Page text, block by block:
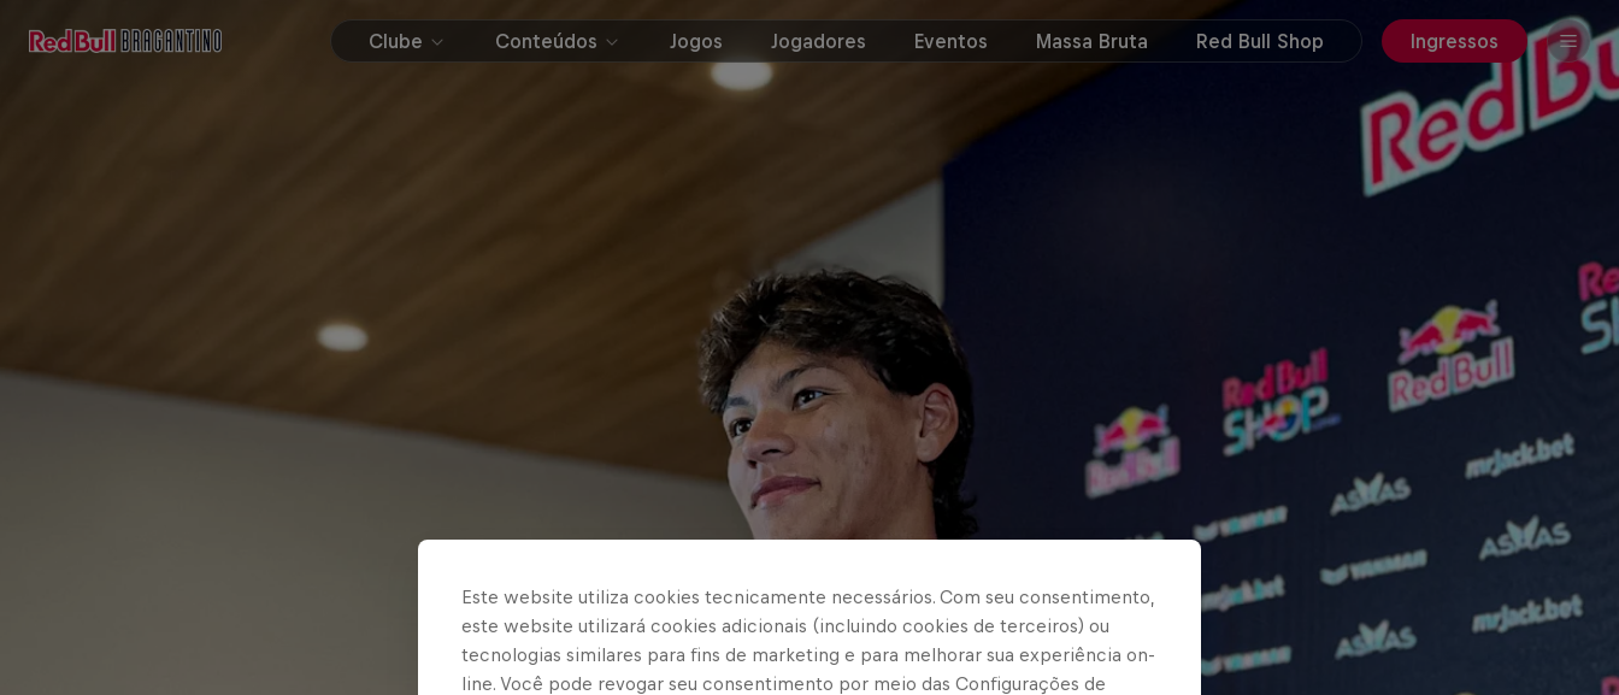
Clube Conteúdos Jogos Jogadores Eventos Massa Bruta Red Bull Shop Ingressos
Este website utiliza cookies tecnicamente necessários. Com seu consentimento,
este website utilizará cookies adicionais (incluindo cookies de terceiros) ou
tecnologias similares para fins de marketing e para melhorar sua experiência on-
line. Você pode revogar seu consentimento por meio das Configurações de